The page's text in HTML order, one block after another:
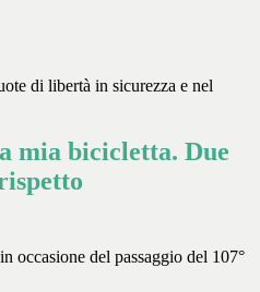
di libertà in sicurezza e nel
mia bicicletta. Due
del passaggio del 107°